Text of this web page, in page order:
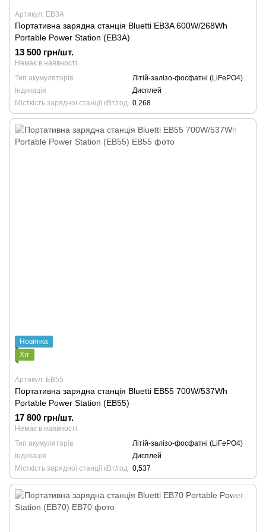
Артикул: EB3A
Портативна зарядна станція Bluetti EB3A 600W/268Wh
Portable Power Station (EB3A)
13 500 грн/шт.
Немає в наявності
Тип акумуляторів
Літій-залізо-фосфатні (LiFePO4)
Індикація
Дисплей
Місткість зарядної станції кВт/год 0.268
Новинка
Хіт
Артикул: EB55
Портативна зарядна станція Bluetti EB55 700W/537Wh
Portable Power Station (EB55)
17 800 грн/шт.
Немає в наявності
Тип акумуляторів
Літій-залізо-фосфатні (LiFePO4)
Індикація
Дисплей
Місткість зарядної станції кВт/год 0,537